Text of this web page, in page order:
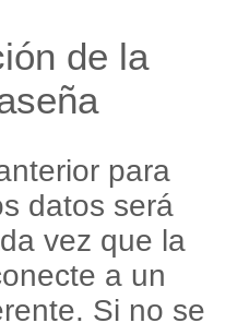
de la
para
datos será
vez que la
a un
Si no se